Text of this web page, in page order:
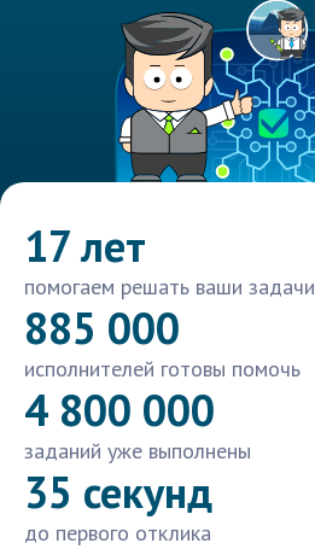
17 лет
помогаем решать ваши задачи
885 000
исполнителей готовы помочь
4 800 000
заданий уже выполнены
35 секунд
до первого отклика